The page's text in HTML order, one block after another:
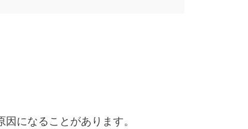
になることがあります。